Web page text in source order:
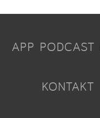
APP PODCAST
KONTAKT